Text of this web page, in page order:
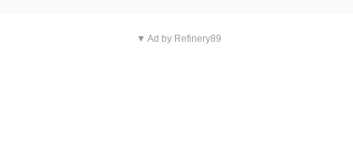
▼ Ad by Refinery89